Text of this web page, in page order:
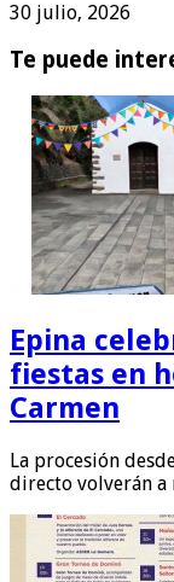
30 julio, 2026
Te puede
Epina
fiestas en
Carmen
La procesión
directo volverán